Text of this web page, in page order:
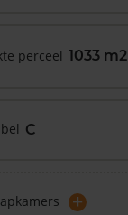
perceel 1033 m2
C
+